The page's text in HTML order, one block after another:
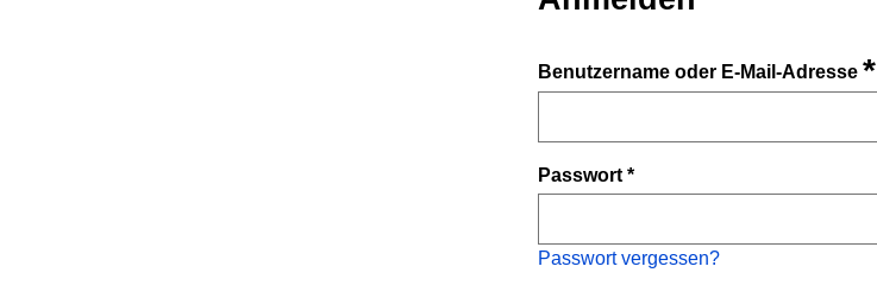
Benutzername oder E-Mail-Adresse*
Passwort*
Passwort vergessen?